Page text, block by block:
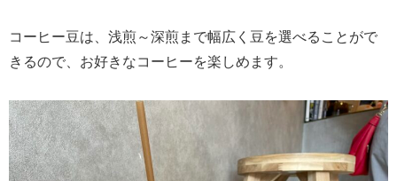
コーヒー豆は、浅煎～深煎まで幅広く豆を選べることがで
きるので、お好きなコーヒーを楽しめます。